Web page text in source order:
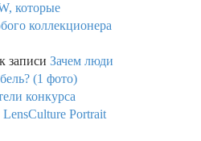
которые
коллекционера
к записи Зачем люди
(1 фото)
конкурса
Portrait